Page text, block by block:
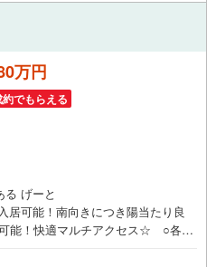
万円
でもらえる
る げーと
居可能！南向きにつき陽当たり良
能！快適マルチアクセス☆ ○各室